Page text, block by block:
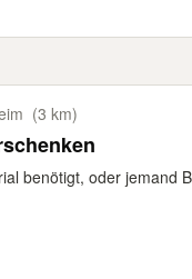
(3 km)
benötigt, oder jemand